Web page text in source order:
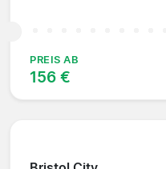
PREIS AB
156 €